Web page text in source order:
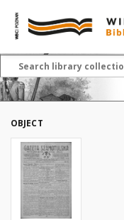
OBJECT